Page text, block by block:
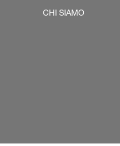
CHI SIAMO